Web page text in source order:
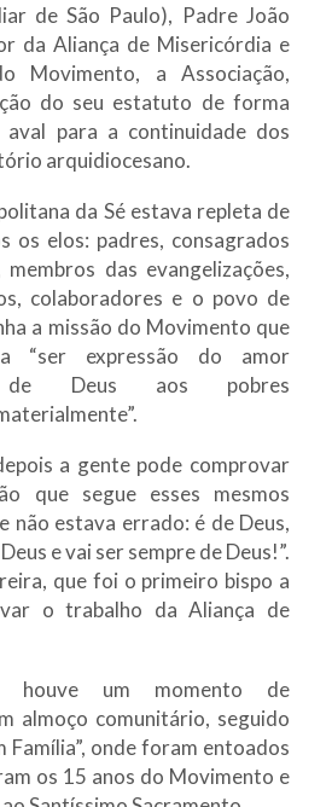
de São Paulo), Padre João
da Aliança de Misericórdia e
Movimento, a Associação,
do seu estatuto de forma
aval para a continuidade dos
arquidiocesano.
da Sé estava repleta de
os elos: padres, consagrados
das evangelizações,
colaboradores e o povo de
a missão do Movimento que
“ser expressão do amor
de Deus aos pobres
a gente pode comprovar
que segue esses mesmos
não estava errado: é de Deus,
e vai ser sempre de Deus!”.
que foi o primeiro bispo a
o trabalho da Aliança de
houve um momento de
almoço comunitário, seguido
Família”, onde foram entoados
os 15 anos do Movimento e